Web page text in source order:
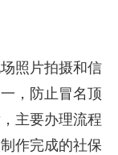
照片拍摄和信
，防止冒名顶
主要办理流程
作完成的社保